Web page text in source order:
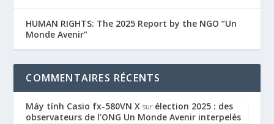
HUMAN RIGHTS: The 2025 Report by the NGO “Un
Monde Avenir”
COMMENTAIRES RÉCENTS
Máy tính Casio fx-580VN X sur élection 2025 : des
observateurs de l’ONG Un Monde Avenir interpelés